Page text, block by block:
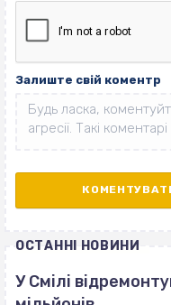
Залиште свій коментр
ОСТАННІ НОВИНИ
У Смілі